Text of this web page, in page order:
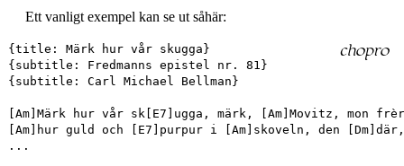
Ett vanligt exempel kan se ut såhär:
{title: Märk hur vår skugga}
{subtitle: Fredmanns epistel nr. 81}
{subtitle: Carl Michael Bellman}
[Am]Märk hur vår sk[E7]ugga, märk, [Am]Movitz, mon
[Am]hur guld och [E7]purpur i [Am]skoveln, den